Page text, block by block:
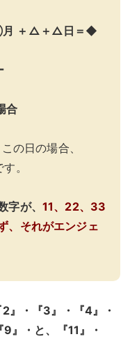
＋△＋△日＝◆
合
日の場合、
。
字が、 11、22、33
、それがエンジェ
』・『3』・『4』・
・と、『11』・